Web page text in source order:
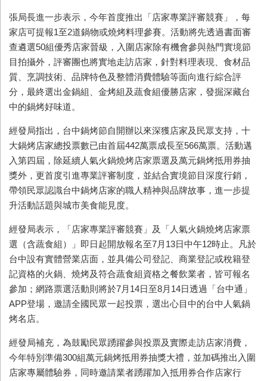
張局長進一步表示，今年首度推出「店家專業評審競賽」，每
家店可提報1至2道鍋物或燒烤料理參賽。活動將先透過書面審
查遴選50組優秀店家晉級，入圍店家除有機會參與熱門實境節
目拍攝外，評審團也將實地走訪店家，針對料理表現、食材品
質、烹調技術、品牌特色及整體消費體驗等面向進行綜合評
分，最終選出金鍋組、金烤組及蔬食組優勝店家，發掘深藏台
中的鍋烤好味道。
經發局指出，台中鍋烤節自開辦以來深獲店家及民眾支持，十
大鍋烤店家總投票數已由首屆442萬票成長至566萬票。活動邁
入第四屆，除延續人氣火鍋燒烤店家票選及萬元鍋烤抵用券抽
獎外，更首度引進專業評審制度，並結合實境節目深度行銷，
帶領民眾認識台中鍋烤店家的職人精神與品牌故事，進一步提
升活動話題與城市美食能見度。
經發局表示，「店家專業評審競賽」及「人氣火鍋燒烤店家票
選（含蔬食組）」即日起開放報名至7月13日中午12時止。凡於
台中設有實體營業店面，並具備公司登記、商業登記或稅籍登
記資格的火鍋、燒烤及符合蔬食組資格之餐飲業者，皆可報名
參加；網路票選活動則將於7月14日至8月14日透過「台中通」
APP登場，邀請全國民眾一起投票，選出心目中的台中人氣鍋
烤名店。
經發局補充，為鼓勵民眾踴躍參與投票及實際走訪店家消費，
今年特別準備300組萬元鍋烤抵用券抽獎大禮，並加碼推出入圍
店家專屬體驗券，同時邀請業者踴躍加入抵用券合作店家行